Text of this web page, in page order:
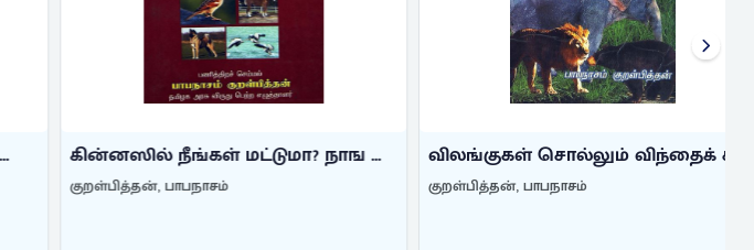
கின்னஸில் நீங்கள் மட்டுமா? நாங ...
குறள்பித்தன், பாபநாசம்
விலங்குகள் சொல்லும் விந்தைக் க ...
குறள்பித்தன், பாபநாசம்